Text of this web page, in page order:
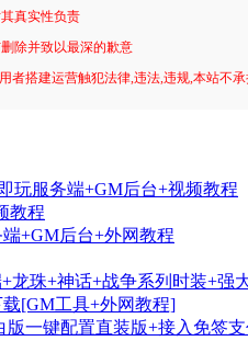
真实性负责
除并致以最深的歉意
搭建运营触犯法律,违法,违规,本站不承
玩服务端+GM后台+视频教程
教程
+GM后台+外网教程
龙珠+神话+战争系列时装+强
载[GM工具+外网教程]
版一键配置直装版+接入免签